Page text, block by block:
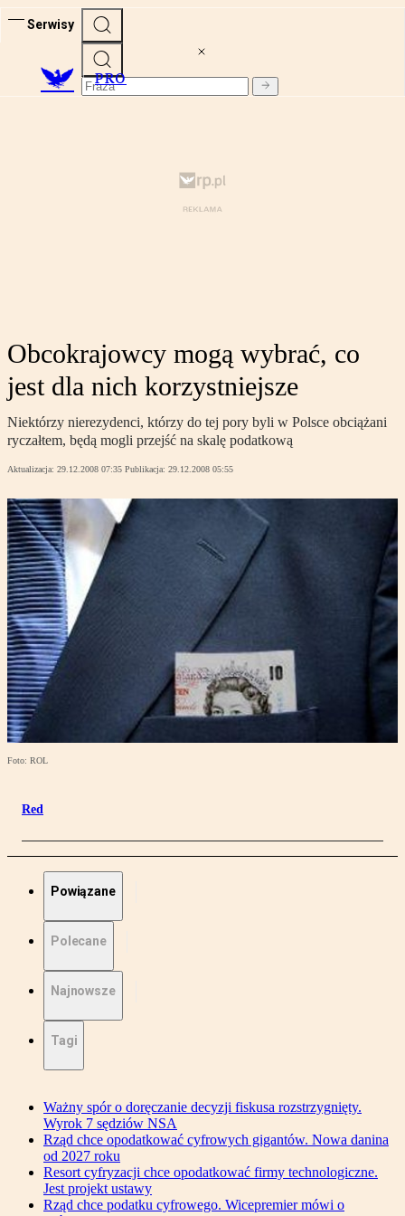
Serwisy
PRO
Obcokrajowcy mogą wybrać, co
jest dla nich korzystniejsze
Niektórzy nierezydenci, którzy do tej pory byli w Polsce obciążani
ryczałtem, będą mogli przejść na skalę podatkową
Aktualizacja: 29.12.2008 07:35 Publikacja: 29.12.2008 05:55
Foto: ROL
Red
Powiązane
Polecane
Najnowsze
Tagi
Ważny spór o doręczanie decyzji fiskusa rozstrzygnięty.
Wyrok 7 sędziów NSA
Rząd chce opodatkować cyfrowych gigantów. Nowa danina
od 2027 roku
Resort cyfryzacji chce opodatkować firmy technologiczne.
Jest projekt ustawy
Rząd chce podatku cyfrowego. Wicepremier mówi o